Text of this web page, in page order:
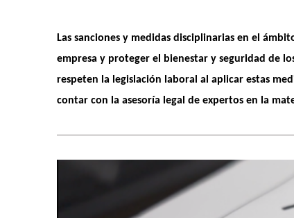
Las sanciones y medidas disciplinarias en el
empresa y proteger el bienestar y seguridad de
respeten la legislación laboral al aplicar estas
contar con la asesoría legal de expertos en la